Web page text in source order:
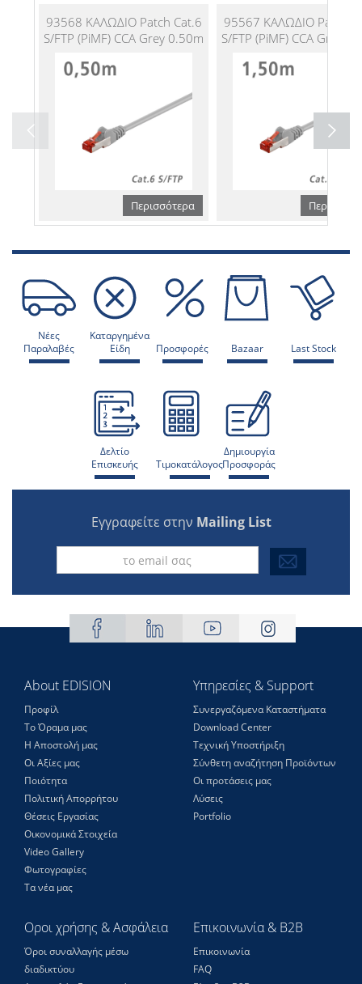
93568 ΚΑΛΩΔΙΟ Patch Cat.6
S/FTP (PiMF) CCA Grey 0.50m
Περισσότερα
95567 ΚΑΛΩΔΙΟ Patch
S/FTP (PiMF) CCA Grey
Νέες
Παραλαβές
Καταργημένα
Είδη
Προσφορές Bazaar Last Stock
Δελτίο
Επισκευής
Τιμοκατάλογος
Δημιουργία
Προσφοράς
Εγγραφείτε στην Mailing List
About EDISION
Προφίλ
Το Όραμα μας
Η Αποστολή μας
Οι Αξίες μας
Ποιότητα
Πολιτική Απορρήτου
Θέσεις Eργασίας
Οικονομικά Στοιχεία
Video Gallery
Φωτογραφίες
Τα νέα μας
Υπηρεσίες & Support
Συνεργαζόμενα Καταστήματα
Download Center
Τεχνική Υποστήριξη
Σύνθετη αναζήτηση Προϊόντων
Οι προτάσεις μας
Λύσεις
Portfolio
Οροι χρήσης & Ασφάλεια
Όροι συναλλαγής μέσω
διαδικτύου
Επικοινωνία & B2B
Επικοινωνία
FAQ